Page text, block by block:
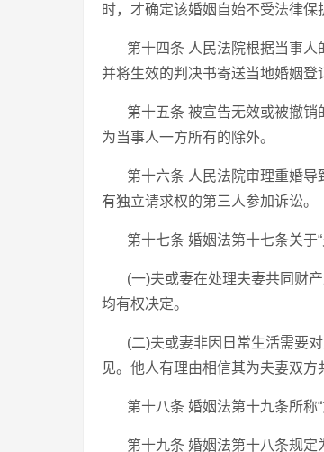
时，才确定该婚姻自始不受法律保
第十四条 人民法院根据当事
并将生效的判决书寄送当地婚姻登
第十五条 被宣告无效或被撤
为当事人一方所有的除外。
第十六条 人民法院审理重婚
有独立请求权的第三人参加诉讼。
第十七条 婚姻法第十七条关于
(一)夫或妻在处理夫妻共同财
均有权决定。
(二)夫或妻非因日常生活需要
见。他人有理由相信其为夫妻双方
第十八条 婚姻法第十九条所称
第十九条 婚姻法第十八条规定